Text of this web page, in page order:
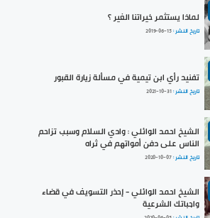
لماذا يستثمر خيراتنا الغير ؟
تاريخ النشر :2019-06-15
تفنيد رأي ابن تيمية في مسألة زيارة القبور
تاريخ النشر :2021-10-31
الشيخ احمد الوائلي : وادي السلام وسبب تزاحم
الناس على دفن أمواتهم في ثراه
تاريخ النشر :2020-10-07
الشيخ احمد الوائلي - إحذر التسويف في قضاء
واجباتك الشرعية